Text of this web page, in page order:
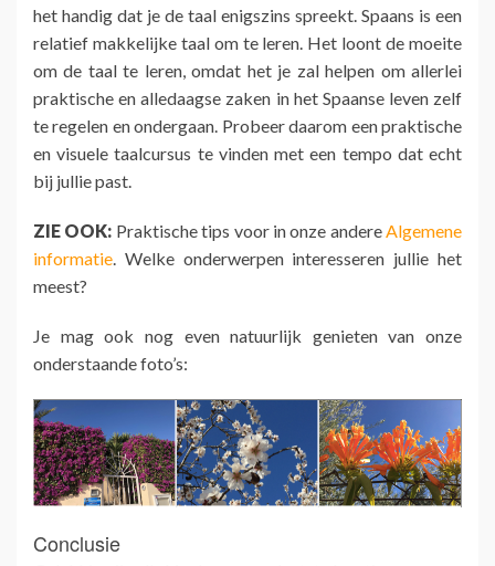
het handig dat je de taal enigszins spreekt. Spaans is een
relatief makkelijke taal om te leren. Het loont de moeite
om de taal te leren, omdat het je zal helpen om allerlei
praktische en alledaagse zaken in het Spaanse leven zelf
te regelen en ondergaan. Probeer daarom een praktische
en visuele taalcursus te vinden met een tempo dat echt
bij jullie past.
ZIE OOK: Praktische tips voor in onze andere Algemene
informatie . Welke onderwerpen interesseren jullie het
meest?
Je mag ook nog even natuurlijk genieten van onze
onderstaande foto’s:
Conclusie